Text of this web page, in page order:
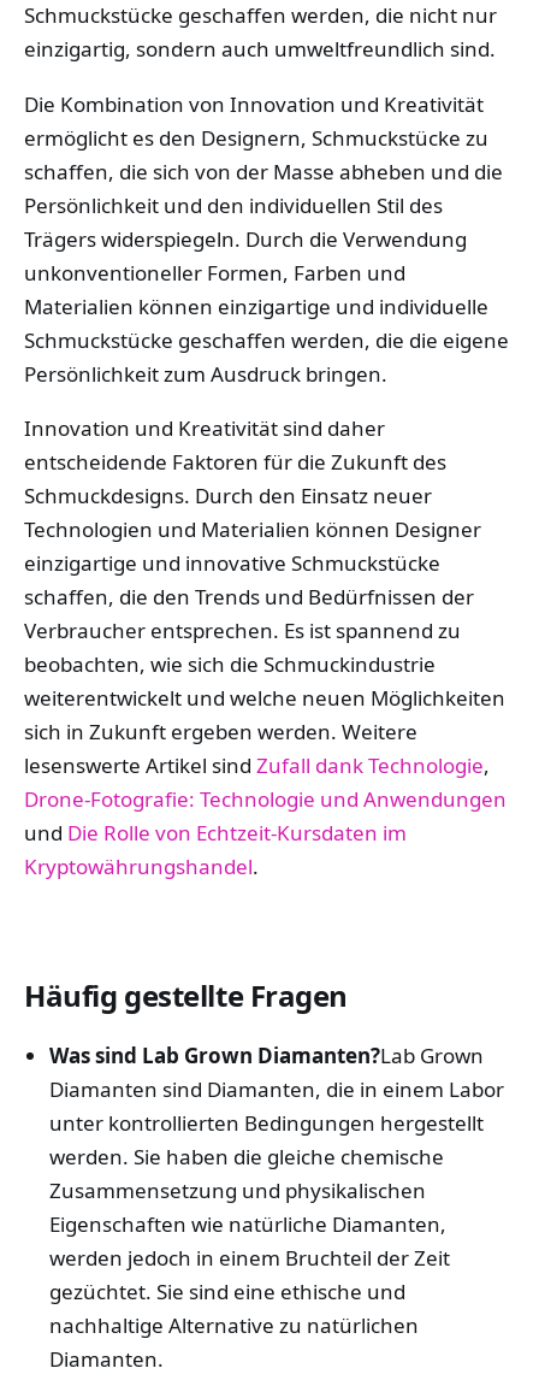
Schmuckstücke geschaffen werden, die nicht nur
einzigartig, sondern auch umweltfreundlich sind.
Die Kombination von Innovation und Kreativität
ermöglicht es den Designern, Schmuckstücke zu
schaffen, die sich von der Masse abheben und die
Persönlichkeit und den individuellen Stil des
Trägers widerspiegeln. Durch die Verwendung
unkonventioneller Formen, Farben und
Materialien können einzigartige und individuelle
Schmuckstücke geschaffen werden, die die eigene
Persönlichkeit zum Ausdruck bringen.
Innovation und Kreativität sind daher
entscheidende Faktoren für die Zukunft des
Schmuckdesigns. Durch den Einsatz neuer
Technologien und Materialien können Designer
einzigartige und innovative Schmuckstücke
schaffen, die den Trends und Bedürfnissen der
Verbraucher entsprechen. Es ist spannend zu
beobachten, wie sich die Schmuckindustrie
weiterentwickelt und welche neuen Möglichkeiten
sich in Zukunft ergeben werden. Weitere
lesenswerte Artikel sind Zufall dank Technologie,
Drone-Fotografie: Technologie und Anwendungen
und Die Rolle von Echtzeit-Kursdaten im
Kryptowährungshandel.
Häufig gestellte Fragen
Was sind Lab Grown Diamanten?Lab Grown
Diamanten sind Diamanten, die in einem Labor
unter kontrollierten Bedingungen hergestellt
werden. Sie haben die gleiche chemische
Zusammensetzung und physikalischen
Eigenschaften wie natürliche Diamanten,
werden jedoch in einem Bruchteil der Zeit
gezüchtet. Sie sind eine ethische und
nachhaltige Alternative zu natürlichen
Diamanten.